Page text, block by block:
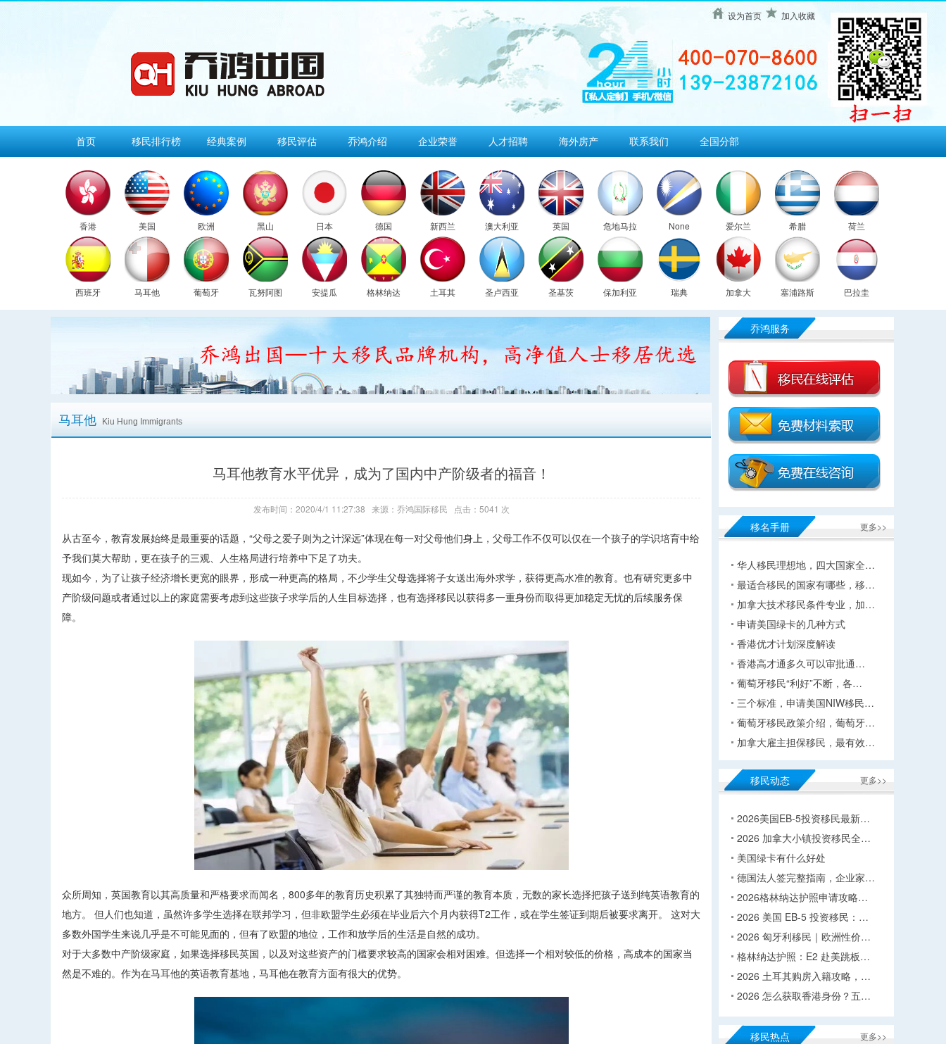
设为首页 加入收藏
首页 移民排行榜 经典案例 移民评估 乔鸿介绍 企业荣誉 人才招聘 海外房产 联系我们 全国分部
香港 美国 欧洲 黑山 日本 德国 新西兰 澳大利亚 英国 危地马拉 None 爱尔兰 希腊 荷兰
西班牙 马耳他 葡萄牙 瓦努阿图 安提瓜 格林纳达 土耳其 圣卢西亚 圣基茨 保加利亚 瑞典 加拿大 塞浦路斯 巴拉圭
马耳他 Kiu Hung Immigrants
马耳他教育水平优异，成为了国内中产阶级者的福音！
发布时间：2020/4/1 11:27:38 来源：乔鸿国际移民 点击：5041 次
从古至今，教育发展始终是最重要的话题，“父母之爱子则为之计深远”体现在每一对父母他们身上，父母工作不仅可以仅在一个孩子的学识培育中给
予我们莫大帮助，更在孩子的三观、人生格局进行培养中下足了功夫。
现如今，为了让孩子经济增长更宽的眼界，形成一种更高的格局，不少学生父母选择将子女送出海外求学，获得更高水准的教育。也有研究更多中
产阶级问题或者通过以上的家庭需要考虑到这些孩子求学后的人生目标选择，也有选择移民以获得多一重身份而取得更加稳定无忧的后续服务保
障。
众所周知，英国教育以其高质量和严格要求而闻名，800多年的教育历史积累了其独特而严谨的教育本质，无数的家长选择把孩子送到纯英语教育的
地方。 但人们也知道，虽然许多学生选择在联邦学习，但非欧盟学生必须在毕业后六个月内获得T2工作，或在学生签证到期后被要求离开。 这对大
多数外国学生来说几乎是不可能见面的，但有了欧盟的地位，工作和放学后的生活是自然的成功。
对于大多数中产阶级家庭，如果选择移民英国，以及对这些资产的门槛要求较高的国家会相对困难。但选择一个相对较低的价格，高成本的国家当
然是不难的。作为在马耳他的英语教育基地，马耳他在教育方面有很大的优势。
乔鸿服务
更多>>
移名手册
华人移民理想地，四大国家全…
最适合移民的国家有哪些，移…
加拿大技术移民条件专业，加…
申请美国绿卡的几种方式
香港优才计划深度解读
香港高才通多久可以审批通…
葡萄牙移民“利好”不断，各…
三个标准，申请美国NIW移民…
葡萄牙移民政策介绍，葡萄牙…
加拿大雇主担保移民，最有效…
更多>>
移民动态
2026美国EB-5投资移民最新…
2026 加拿大小镇投资移民全…
美国绿卡有什么好处
德国法人签完整指南，企业家…
2026格林纳达护照申请攻略…
2026 美国 EB-5 投资移民：…
2026 匈牙利移民｜欧洲性价…
格林纳达护照：E2 赴美跳板…
2026 土耳其购房入籍攻略，…
2026 怎么获取香港身份？五…
更多>>
移民热点